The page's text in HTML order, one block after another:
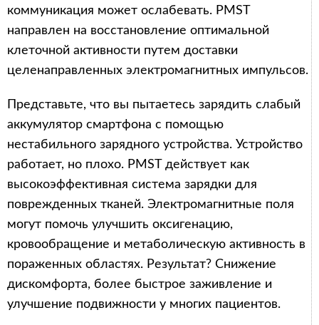
коммуникация может ослабевать. PMST
направлен на восстановление оптимальной
клеточной активности путем доставки
целенаправленных электромагнитных импульсов.
Представьте, что вы пытаетесь зарядить слабый
аккумулятор смартфона с помощью
нестабильного зарядного устройства. Устройство
работает, но плохо. PMST действует как
высокоэффективная система зарядки для
поврежденных тканей. Электромагнитные поля
могут помочь улучшить оксигенацию,
кровообращение и метаболическую активность в
пораженных областях. Результат? Снижение
дискомфорта, более быстрое заживление и
улучшение подвижности у многих пациентов.